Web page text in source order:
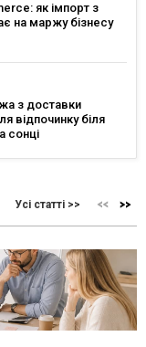
як імпорт з
на маржу бізнесу
з доставки
відпочинку біля
сонці
Усі статті >>